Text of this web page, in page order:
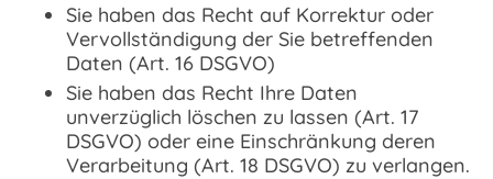
Sie haben das Recht auf Korrektur oder
Vervollständigung der Sie betreffenden
Daten (Art. 16 DSGVO)
Sie haben das Recht Ihre Daten
unverzüglich löschen zu lassen (Art. 17
DSGVO) oder eine Einschränkung deren
Verarbeitung (Art. 18 DSGVO) zu verlangen.